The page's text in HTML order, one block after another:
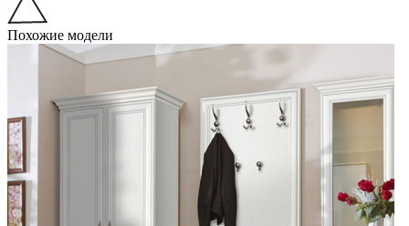
Похожие модели